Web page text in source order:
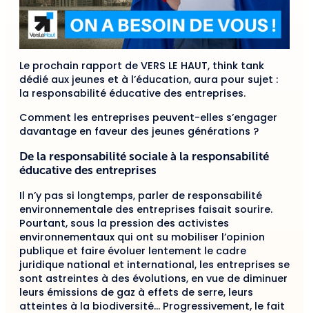
Le prochain rapport de VERS LE HAUT, think tank
dédié aux jeunes et à l’éducation, aura pour sujet :
la responsabilité éducative des entreprises.
Comment les entreprises peuvent-elles s’engager
davantage en faveur des jeunes générations ?
De la responsabilité sociale à la responsabilité
éducative des entreprises
Il n’y pas si longtemps, parler de responsabilité
environnementale des entreprises faisait sourire.
Pourtant, sous la pression des activistes
environnementaux qui ont su mobiliser l’opinion
publique et faire évoluer lentement le cadre
juridique national et international, les entreprises se
sont astreintes à des évolutions, en vue de diminuer
leurs émissions de gaz à effets de serre, leurs
atteintes à la biodiversité… Progressivement, le fait